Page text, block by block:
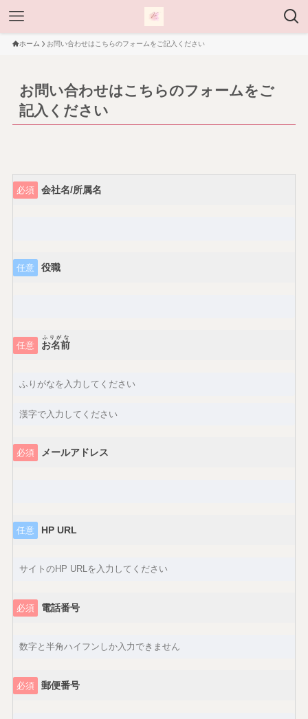
ホーム お問い合わせはこちらのフォームをご記入ください
お問い合わせはこちらのフォームをご
記入ください
必須 会社名/所属名
任意 役職
任意 お名前
ふりがな
必須 メールアドレス
任意 HP URL
必須 電話番号
必須 郵便番号